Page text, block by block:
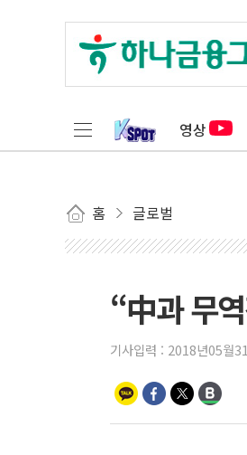
영상
홈 글로벌
“中과 무
기사입력 : 2018년05월